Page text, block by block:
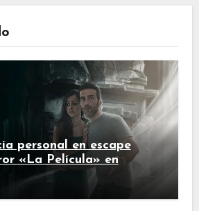
personal en escape
«La Película» en